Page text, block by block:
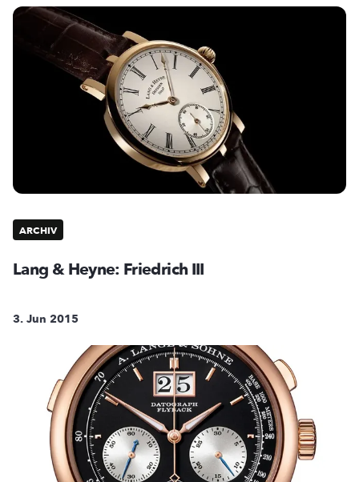
ARCHIV
Lang & Heyne: Friedrich III
3. Jun 2015